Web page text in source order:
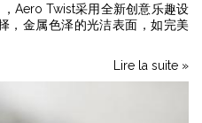
Aero Twist采用全新创意乐趣设
，金属色泽的光洁表面，如完美
Lire la suite »